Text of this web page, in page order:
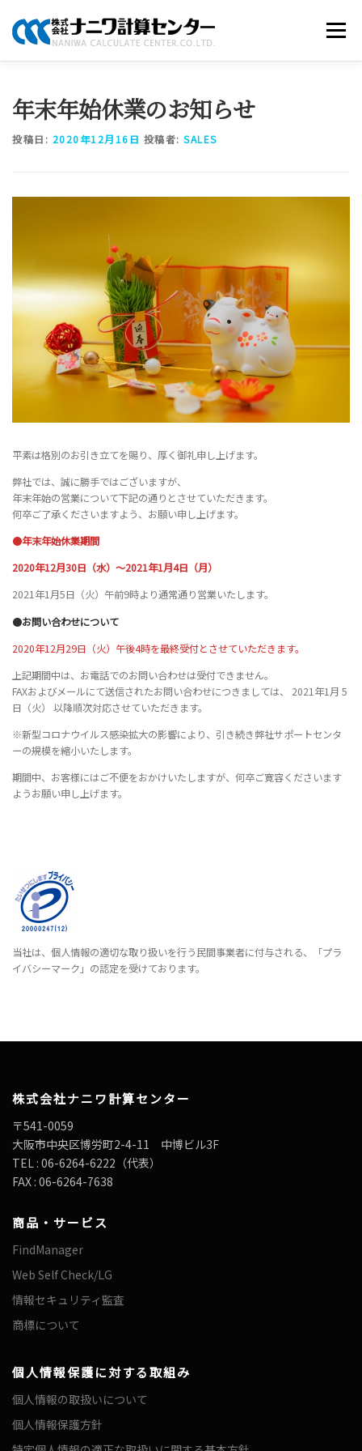
メニュー
年末年始休業のお知らせ
投稿日: 2020年12月16日 投稿者: SALES
平素は格別のお引き立てを賜り、厚く御礼申し上げます。
弊社では、誠に勝手ではございますが、
年末年始の営業について下記の通りとさせていただきます。
何卒ご了承くださいますよう、お願い申し上げます。
●年末年始休業期間
2020年12月30日（水）～2021年1月4日（月）
2021年1月5日（火）午前9時より通常通り営業いたします。
●お問い合わせについて
2020年12月29日（火）午後4時を最終受付とさせていただきます。
上記期間中は、お電話でのお問い合わせは受付できません。
FAXおよびメールにて送信されたお問い合わせにつきましては、 2021年1月 5
日（火） 以降順次対応させていただきます。
※新型コロナウイルス感染拡大の影響により、引き続き弊社サポートセンタ
ーの規模を縮小いたします。
期間中、お客様にはご不便をおかけいたしますが、何卒ご寛容くださいます
ようお願い申し上げます。
当社は、個人情報の適切な取り扱いを行う民間事業者に付与される、「プラ
イバシーマーク」の認定を受けております。
株式会社ナニワ計算センター
〒541-0059
大阪市中央区博労町2-4-11 中博ビル3F
TEL : 06-6264-6222（代表）
FAX : 06-6264-7638
商品・サービス
FindManager
Web Self Check/LG
情報セキュリティ監査
商標について
個人情報保護に対する取組み
個人情報の取扱いについて
個人情報保護方針